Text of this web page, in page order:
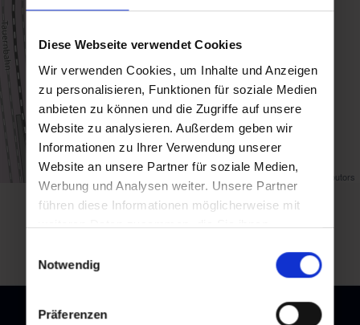
Diese Webseite verwendet Cookies
Wir verwenden Cookies, um Inhalte und Anzeigen
zu personalisieren, Funktionen für soziale Medien
anbieten zu können und die Zugriffe auf unsere
Website zu analysieren. Außerdem geben wir
Informationen zu Ihrer Verwendung unserer
Website an unsere Partner für soziale Medien,
Werbung und Analysen weiter. Unsere Partner
führen diese Informationen möglicherweise mit
weiteren Daten zusammen, die Sie ihnen
Nutzung der Dienste gesammelt haben.
Notwendig
Präferenzen
OpenStreetMap contributors